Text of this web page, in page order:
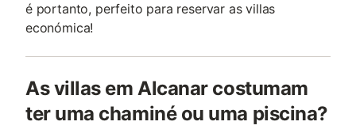
é portanto, perfeito para reservar as villas
económica!
As villas em Alcanar costumam
ter uma chaminé ou uma piscina?